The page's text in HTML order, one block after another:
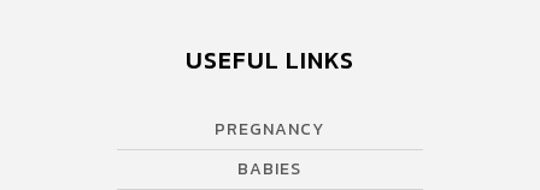
USEFUL LINKS
PREGNANCY
BABIES